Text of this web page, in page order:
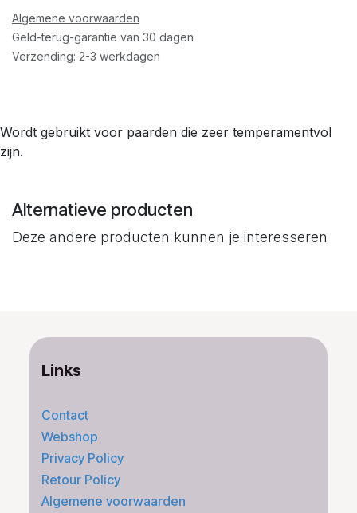
Algemene voorwaarden
Geld-terug-garantie van 30 dagen
Verzending: 2-3 werkdagen
Wordt gebruikt voor paarden die zeer temperamentvol
zijn.
Alternatieve producten
Deze andere producten kunnen je interesseren
Links
Contact
Webshop
Privacy Policy
Retour Policy
Algemene voorwaarden